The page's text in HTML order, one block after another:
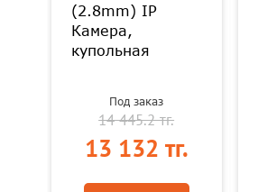
(2.8mm) IP
Камера,
купольная
Под заказ
14 445.2 тг.
13 132 тг.